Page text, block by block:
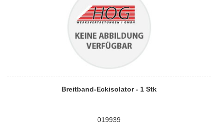
Breitband-Eckisolator - 1 Stk
019939